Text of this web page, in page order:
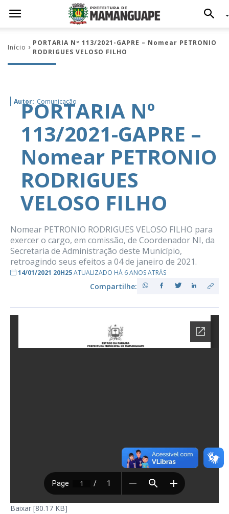
Início
PORTARIA Nº 113/2021-GAPRE – Nomear PETRONIO
RODRIGUES VELOSO FILHO
Autor: Comunicação
PORTARIA Nº
113/2021-GAPRE –
Nomear PETRONIO
RODRIGUES
VELOSO FILHO
Nomear PETRONIO RODRIGUES VELOSO FILHO para
exercer o cargo, em comissão, de Coordenador NI, da
Secretaria de Administração deste Município,
retroagindo seus efeitos a 04 de janeiro de 2021.
14/01/2021 20H25ATUALIZADO HÁ 6 ANOS ATRÁS
Compartilhe:
Baixar [80.17 KB]